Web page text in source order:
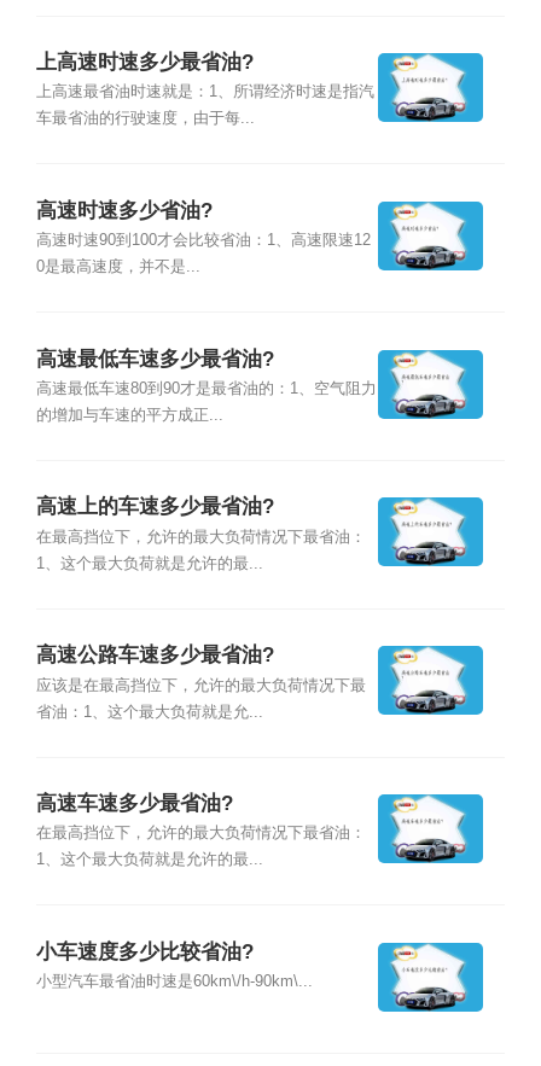
上高速时速多少最省油?
上高速最省油时速就是：1、所谓经济时速是指汽
车最省油的行驶速度，由于每...
高速时速多少省油?
高速时速90到100才会比较省油：1、高速限速12
0是最高速度，并不是...
高速最低车速多少最省油?
高速最低车速80到90才是最省油的：1、空气阻力
的增加与车速的平方成正...
高速上的车速多少最省油?
在最高挡位下，允许的最大负荷情况下最省油：
1、这个最大负荷就是允许的最...
高速公路车速多少最省油?
应该是在最高挡位下，允许的最大负荷情况下最
省油：1、这个最大负荷就是允...
高速车速多少最省油?
在最高挡位下，允许的最大负荷情况下最省油：
1、这个最大负荷就是允许的最...
小车速度多少比较省油?
小型汽车最省油时速是60km\/h-90km\...